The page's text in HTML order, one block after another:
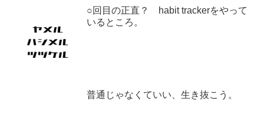
○回目の正直？ habit trackerをやって
いるところ。
普通じゃなくていい、生き抜こう。